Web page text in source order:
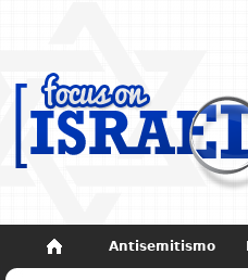
Antisemitismo